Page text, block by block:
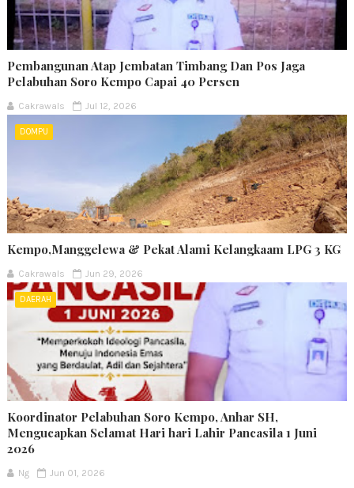
Pembangunan Atap Jembatan Timbang Dan Pos Jaga
Pelabuhan Soro Kempo Capai 40 Persen
Cakrawals Jul 12, 2026
DOMPU
Kempo,Manggelewa & Pekat Alami Kelangkaam LPG 3 KG
Cakrawals Jun 29, 2026
DAERAH
Koordinator Pelabuhan Soro Kempo, Anhar SH,
Mengucapkan Selamat Hari hari Lahir Pancasila 1 Juni
2026
Ng Jun 01, 2026